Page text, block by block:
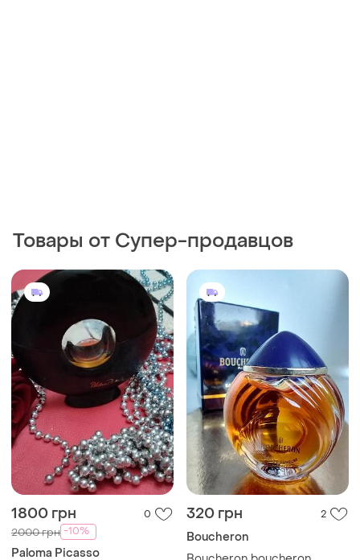
Товары от Супер-продавцов
1800 грн 0
2000 грн -10%
Paloma Picasso
320 грн 2
Boucheron